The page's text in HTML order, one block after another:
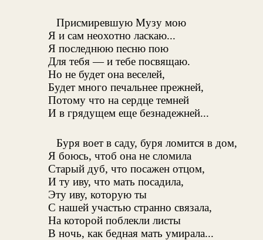
Присмиревшую Музу мою
Я и сам неохотно ласкаю...
Я последнюю песню пою
Для тебя — и тебе посвящаю.
Но не будет она веселей,
Будет много печальнее прежней,
Потому что на сердце темней
И в грядущем еще безнадежней...
Буря воет в саду, буря ломится в дом,
Я боюсь, чтоб она не сломила
Старый дуб, что посажен отцом,
И ту иву, что мать посадила,
Эту иву, которую ты
С нашей участью странно связала,
На которой поблекли листы
В ночь, как бедная мать умирала...